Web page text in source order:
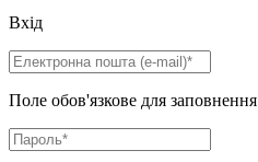
Вхід
Поле обов'язкове для заповнення